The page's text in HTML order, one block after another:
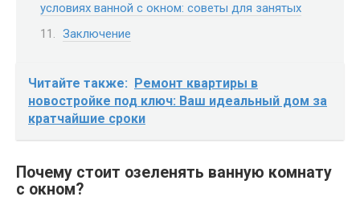
условиях ванной с окном: советы для занятых
Заключение
Читайте также: Ремонт квартиры в
новостройке под ключ: Ваш идеальный дом за
кратчайшие сроки
Почему стоит озеленять ванную комнату
с окном?